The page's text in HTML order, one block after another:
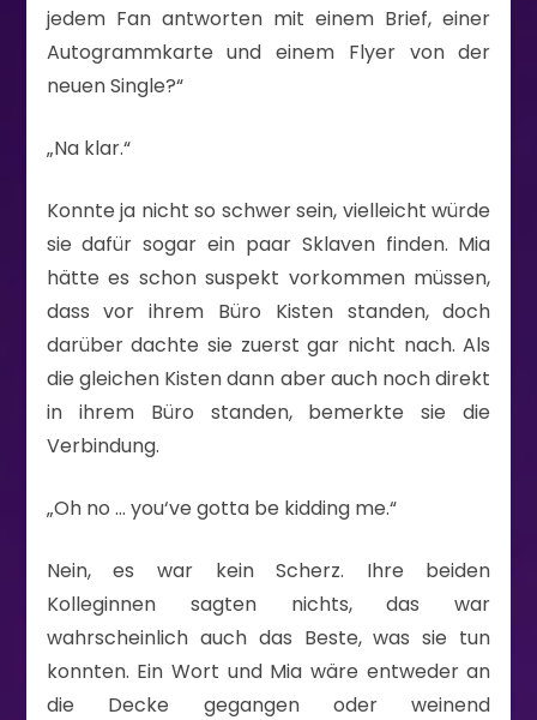
jedem Fan antworten mit einem Brief, einer
Autogrammkarte und einem Flyer von der
neuen Single?“
„Na klar.“
Konnte ja nicht so schwer sein, vielleicht würde
sie dafür sogar ein paar Sklaven finden. Mia
hätte es schon suspekt vorkommen müssen,
dass vor ihrem Büro Kisten standen, doch
darüber dachte sie zuerst gar nicht nach. Als
die gleichen Kisten dann aber auch noch direkt
in ihrem Büro standen, bemerkte sie die
Verbindung.
„Oh no … you‘ve gotta be kidding me.“
Nein, es war kein Scherz. Ihre beiden
Kolleginnen sagten nichts, das war
wahrscheinlich auch das Beste, was sie tun
konnten. Ein Wort und Mia wäre entweder an
die Decke gegangen oder weinend